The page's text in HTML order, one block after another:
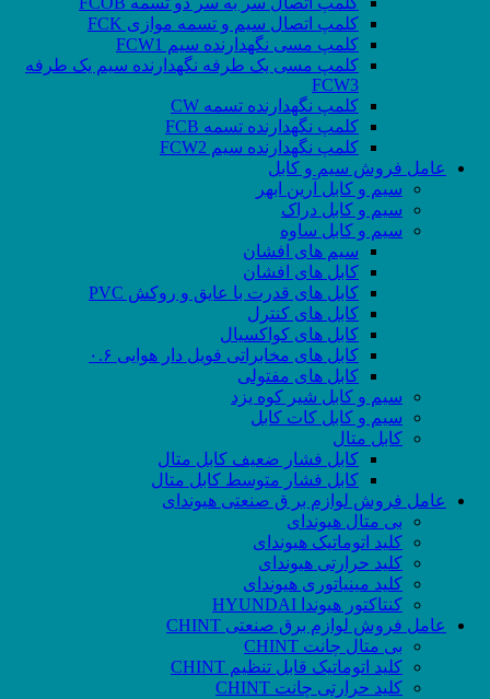
کلمپ اتصال سیم و تسمه موازی FCK
کلمپ مسی نگهدارنده سیم FCW1
کلمپ مسی یک طرفه نگهدارنده سیم یک طرفه
FCW3
کلمپ نگهدارنده تسمه CW
کلمپ نگهدارنده تسمه FCB
کلمپ نگهدارنده سیم FCW2
عامل فروش سیم و کابل
سیم و کابل آرین ابهر
سیم و کابل دراک
سیم و کابل ساوه
سیم های افشان
کابل های افشان
کابل های قدرت با عایق و روکش PVC
کابل های کنترل
کابل های کواکسیال
کابل های مخابراتی فویل دار هوایی ۰.۶
کابل های مفتولی
سیم و کابل شیر کوه یزد
سیم و کابل کات کابل
کابل متال
کابل فشار ضعیف کابل متال
کابل فشار متوسط کابل متال
عامل فروش لوازم بر ق صنعتی هیوندای
بی متال هیوندای
کلید اتوماتیک هیوندای
کلید حرارتی هیوندای
کلید مینیاتوری هیوندای
کنتاکتور هیوندا HYUNDAI
عامل فروش لوازم برق صنعتی CHINT
بی متال چانت CHINT
کلید اتوماتیک قابل تنظیم CHINT
کلید حرارتی چانت CHINT